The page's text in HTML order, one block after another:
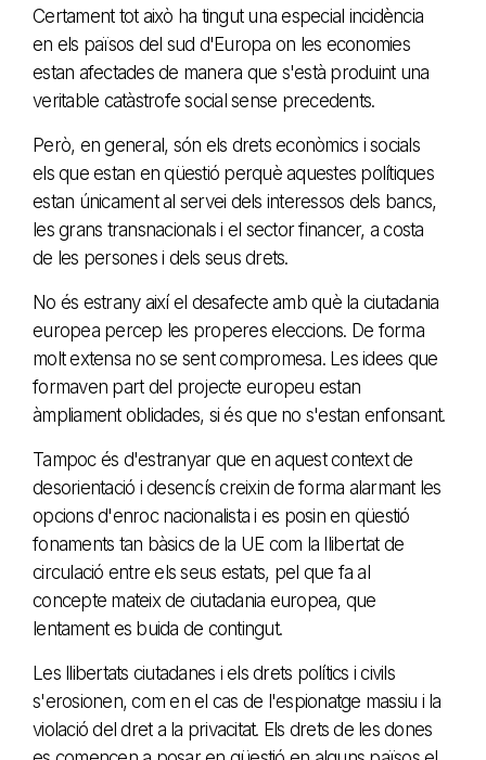
Certament tot això ha tingut una especial incidència
en els països del sud d'Europa on les economies
estan afectades de manera que s'està produint una
veritable catàstrofe social sense precedents.
Però, en general, són els drets econòmics i socials
els que estan en qüestió perquè aquestes polítiques
estan únicament al servei dels interessos dels bancs,
les grans transnacionals i el sector financer, a costa
de les persones i dels seus drets.
No és estrany així el desafecte amb què la ciutadania
europea percep les properes eleccions. De forma
molt extensa no se sent compromesa. Les idees que
formaven part del projecte europeu estan
àmpliament oblidades, si és que no s'estan enfonsant.
Tampoc és d'estranyar que en aquest context de
desorientació i desencís creixin de forma alarmant les
opcions d'enroc nacionalista i es posin en qüestió
fonaments tan bàsics de la UE com la llibertat de
circulació entre els seus estats, pel que fa al
concepte mateix de ciutadania europea, que
lentament es buida de contingut.
Les llibertats ciutadanes i els drets polítics i civils
s'erosionen, com en el cas de l'espionatge massiu i la
violació del dret a la privacitat. Els drets de les dones